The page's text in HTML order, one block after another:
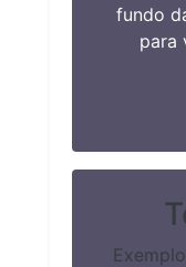
fundo
para